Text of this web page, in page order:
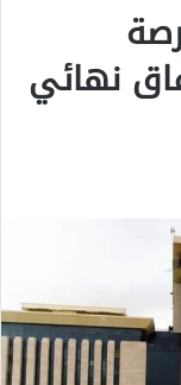
نهائي